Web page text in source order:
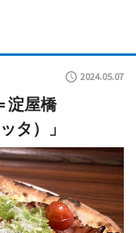
2024.05.07
淀屋橋
タ）」